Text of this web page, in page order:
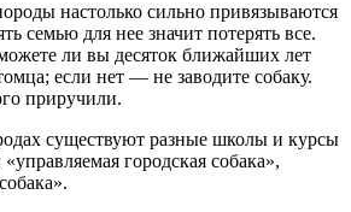
настолько сильно привязываются
семью для нее значит потерять все.
ли вы десяток ближайших лет
если нет — не заводите собаку.
приручили.
существуют разные школы и курсы
городская собака»,